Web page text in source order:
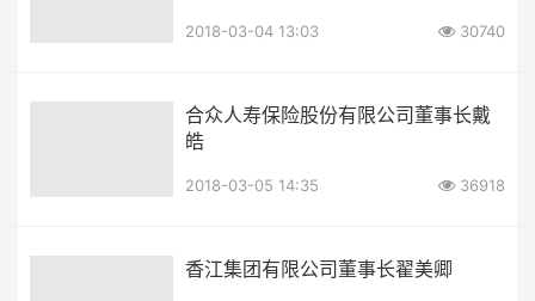
2018-03-04 13:03 30740
合众人寿保险股份有限公司董事长戴
皓
2018-03-05 14:35 36918
香江集团有限公司董事长翟美卿